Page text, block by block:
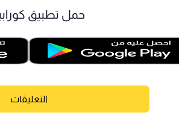
حمل تطبيق
التعليقات